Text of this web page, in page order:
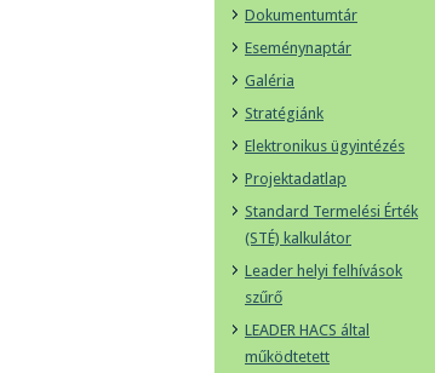
Dokumentumtár
Eseménynaptár
Galéria
Stratégiánk
Elektronikus ügyintézés
Projektadatlap
Standard Termelési Érték
(STÉ) kalkulátor
Leader helyi felhívások
szűrő
LEADER HACS által
működtetett